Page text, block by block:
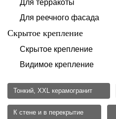
Для терракоты
Для реечного фасада
Скрытое крепление
Скрытое крепление
Видимое крепление
Тонкий, XXL керамогранит
К стене и в перекрытие